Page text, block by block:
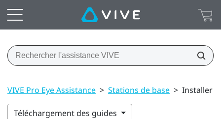
VIVE Pro Eye Assistance > Stations de base > Installer
Téléchargement des guides